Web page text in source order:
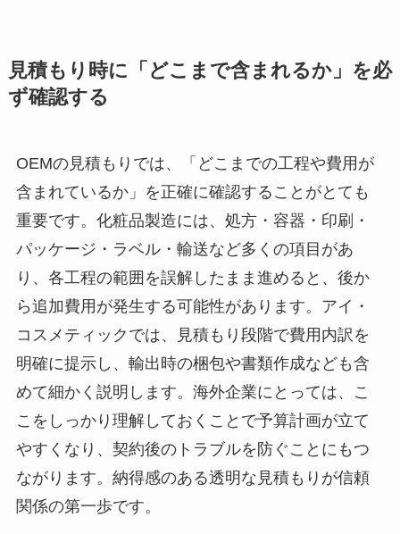
見積もり時に「どこまで含まれるか」を必
ず確認する
OEMの見積もりでは、「どこまでの工程や費用が
含まれているか」を正確に確認することがとても
重要です。化粧品製造には、処方・容器・印刷・
パッケージ・ラベル・輸送など多くの項目があ
り、各工程の範囲を誤解したまま進めると、後か
ら追加費用が発生する可能性があります。アイ・
コスメティックでは、見積もり段階で費用内訳を
明確に提示し、輸出時の梱包や書類作成なども含
めて細かく説明します。海外企業にとっては、こ
こをしっかり理解しておくことで予算計画が立て
やすくなり、契約後のトラブルを防ぐことにもつ
ながります。納得感のある透明な見積もりが信頼
関係の第一歩です。